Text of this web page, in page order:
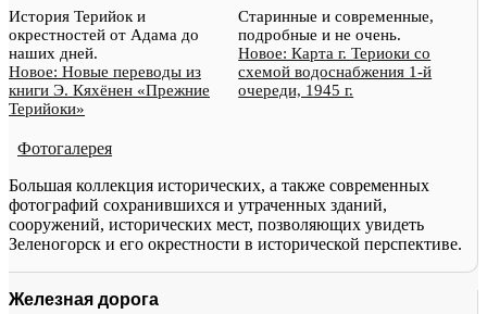
История Терийок и
окрестностей от Адама до
наших дней.
Новое: Новые переводы из
книги Э. Кяхёнен «Прежние
Терийоки»
Старинные и современные,
подробные и не очень.
Новое: Карта г. Териоки со
схемой водоснабжения 1-й
очереди, 1945 г.
Фотогалерея
Большая коллекция исторических, а также современных
фотографий сохранившихся и утраченных зданий,
сооружений, исторических мест, позволяющих увидеть
Зеленогорск и его окрестности в исторической перспективе.
Железная дорога